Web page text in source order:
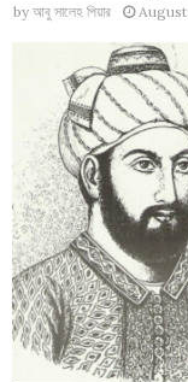
by আবু সালেহ পিয়ার